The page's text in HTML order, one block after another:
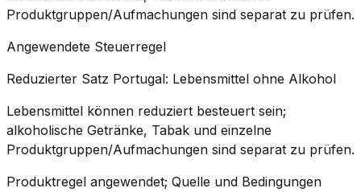
Produktgruppen/Aufmachungen sind separat zu prüfen.
Angewendete Steuerregel
Reduzierter Satz Portugal: Lebensmittel ohne Alkohol
Lebensmittel können reduziert besteuert sein;
alkoholische Getränke, Tabak und einzelne
Produktgruppen/Aufmachungen sind separat zu prüfen.
Produktregel angewendet; Quelle und Bedingungen